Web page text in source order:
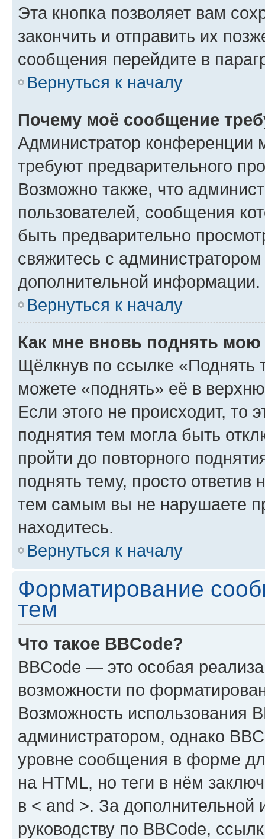
Эта кнопка позволяет вам
закончить и отправить их
сообщения перейдите в
Вернуться к началу
Почему моё сообщение
Администратор конференции
требуют предварительного
Возможно также, что
пользователей, сообщения
быть предварительно
свяжитесь с
дополнительной информации.
Вернуться к началу
Как мне вновь поднять мою
Щёлкнув по ссылке «Поднять
можете «поднять» её в
Если этого не происходит, то
поднятия тем могла быть
пройти до повторного
поднять тему, просто ответив
тем самым вы не нарушаете
находитесь.
Вернуться к началу
Форматирование
тем
Что такое BBCode?
BBCode — это особая
возможности по
Возможность использования
администратором, однако
уровне сообщения в форме
на HTML, но теги в нём
в < and >. За
руководству по BBCode,